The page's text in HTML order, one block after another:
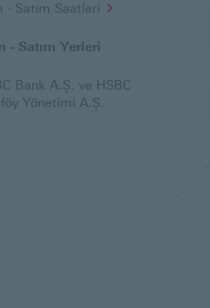
- Satım Saatleri
- Satım Yerleri
Bank A.Ş. ve HSBC
Yönetimi A.Ş.